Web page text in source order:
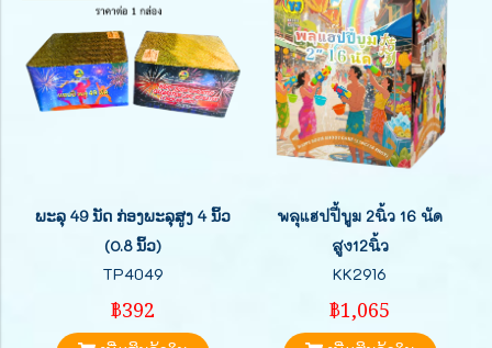
ພະລຸ 49 ນັດ ກ່ອງພະລຸສູງ 4 ນິ້ວ
(0.8 ນິ້ວ)
TP4049
฿392
พลุแฮปปี้บูม 2นิ้ว 16 นัด
สูง12นิ้ว
KK2916
฿1,065